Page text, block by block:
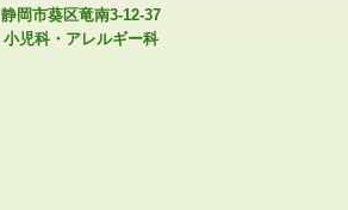
静岡市葵区竜南3-12-37
小児科・アレルギー科